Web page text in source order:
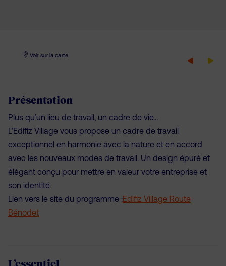
Voir sur la carte
Présentation
Plus qu’un lieu de travail, un cadre de vie…
L’Edifiz Village vous propose un cadre de travail
exceptionnel en harmonie avec la nature et en accord
avec les nouveaux modes de travail. Un design épuré et
élégant conçu pour mettre en valeur votre entreprise et
son identité.
Lien vers le site du programme :Edifiz Village Route
Bénodet